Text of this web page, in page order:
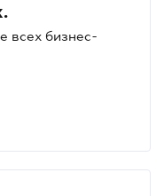
всех бизнес-